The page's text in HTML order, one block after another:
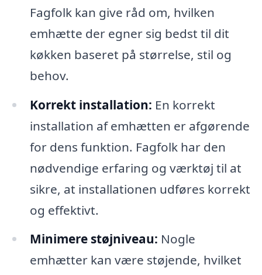
Fagfolk kan give råd om, hvilken
emhætte der egner sig bedst til dit
køkken baseret på størrelse, stil og
behov.
Korrekt installation: En korrekt
installation af emhætten er afgørende
for dens funktion. Fagfolk har den
nødvendige erfaring og værktøj til at
sikre, at installationen udføres korrekt
og effektivt.
Minimere støjniveau: Nogle
emhætter kan være støjende, hvilket